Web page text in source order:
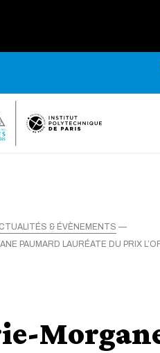
& ÉVÈNEMENTS
PAUMARD LAURÉATE DU PRIX